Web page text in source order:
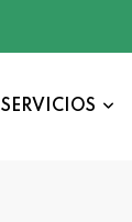
SERVICIOS